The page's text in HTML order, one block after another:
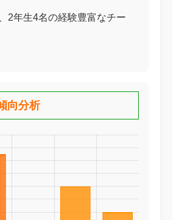
2年生4名の経験豊富なチー
向分析